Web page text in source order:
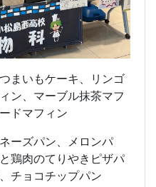
まいもケーキ、リンゴ
ン、マーブル抹茶マフ
ドマフィン
ーズパン、メロンパ
鶏肉のてりやきピザパ
チョコチップパン